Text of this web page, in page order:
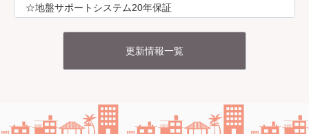
☆地盤サポートシステム20年保証
リーブルガーデン名護市宮里 第２・２号棟
更新情報一覧